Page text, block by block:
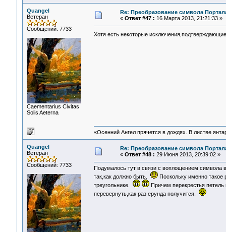
Quangel
Ветеран
Сообщений: 7733
Сaementarius Civitas
Solis Aeterna
Re: Преобразование символа
« Ответ #47 : 16 Марта 2013, 21:21:33 »
Хотя есть некоторые
«Осенний Ангел прячется в дождях. В листве
Quangel
Ветеран
Сообщений: 7733
Re: Преобразование символа
« Ответ #48 : 29 Июня 2013, 20:39:02 »
Подумалось тут в связи с воплощением символа
так,как должно быть.
Поскольку именно такое
треугольнике.
Причем перекрестья петель
перевернуть,как раз ерунда получится.